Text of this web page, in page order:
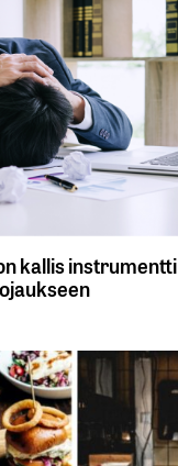
kallis instrumentti